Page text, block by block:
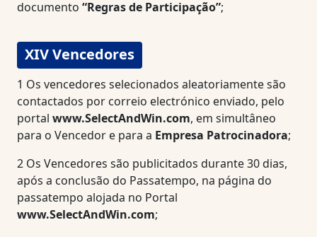
documento “Regras de Participação”;
XIV Vencedores
1 Os vencedores selecionados aleatoriamente são
contactados por correio electrónico enviado, pelo
portal www.SelectAndWin.com, em simultâneo
para o Vencedor e para a Empresa Patrocinadora;
2 Os Vencedores são publicitados durante 30 dias,
após a conclusão do Passatempo, na página do
passatempo alojada no Portal
www.SelectAndWin.com;